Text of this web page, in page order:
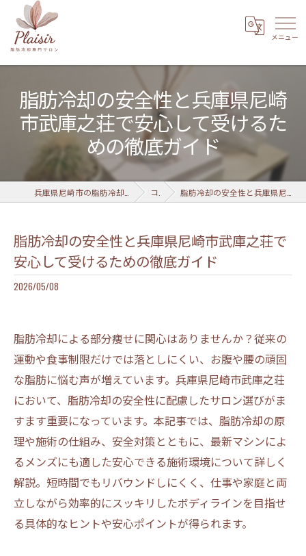
脂肪冷却の安全性と兵庫県尼崎
市武庫之荘で安心して受けるた
めの徹底ガイド
コラム 脂肪冷却の安全性と兵庫県尼崎市武庫之荘で安心して受けるための徹底ガイド
脂肪冷却の安全性と兵庫県尼崎市武庫之荘で
安心して受けるための徹底ガイド
2026/05/08
脂肪冷却による部分痩せに関心はありませんか？従来の
運動や食事制限だけでは落としにくい、お腹や腰の頑固
な脂肪に悩む声が増えています。兵庫県尼崎市武庫之荘
において、脂肪冷却の安全性に配慮したサロン選びがま
すます重要になっています。本記事では、脂肪冷却の原
理や施術の仕組み、安全対策とともに、最新マシンによ
るメンズにも適した安心できる施術環境について詳しく
解説。短時間でもリバウンドしにくく、仕事や家庭と両
立しながら効率的にスッキリしたボディラインを目指せ
る具体的なヒントや安心ポイントが得られます。